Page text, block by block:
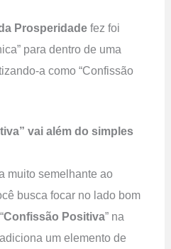
Prosperidadefez foi
para dentro de uma
a como “Confissão
vai além do simples
muito semelhante ao
busca focar no lado bom
Confissão Positiva” na
um elemento de